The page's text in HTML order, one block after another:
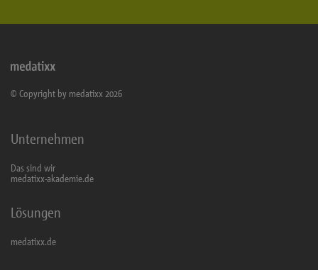
© Copyright by medatixx 2026
Unternehmen
Das sind wir
medatixx-akademie.de
Lösungen
medatixx.de